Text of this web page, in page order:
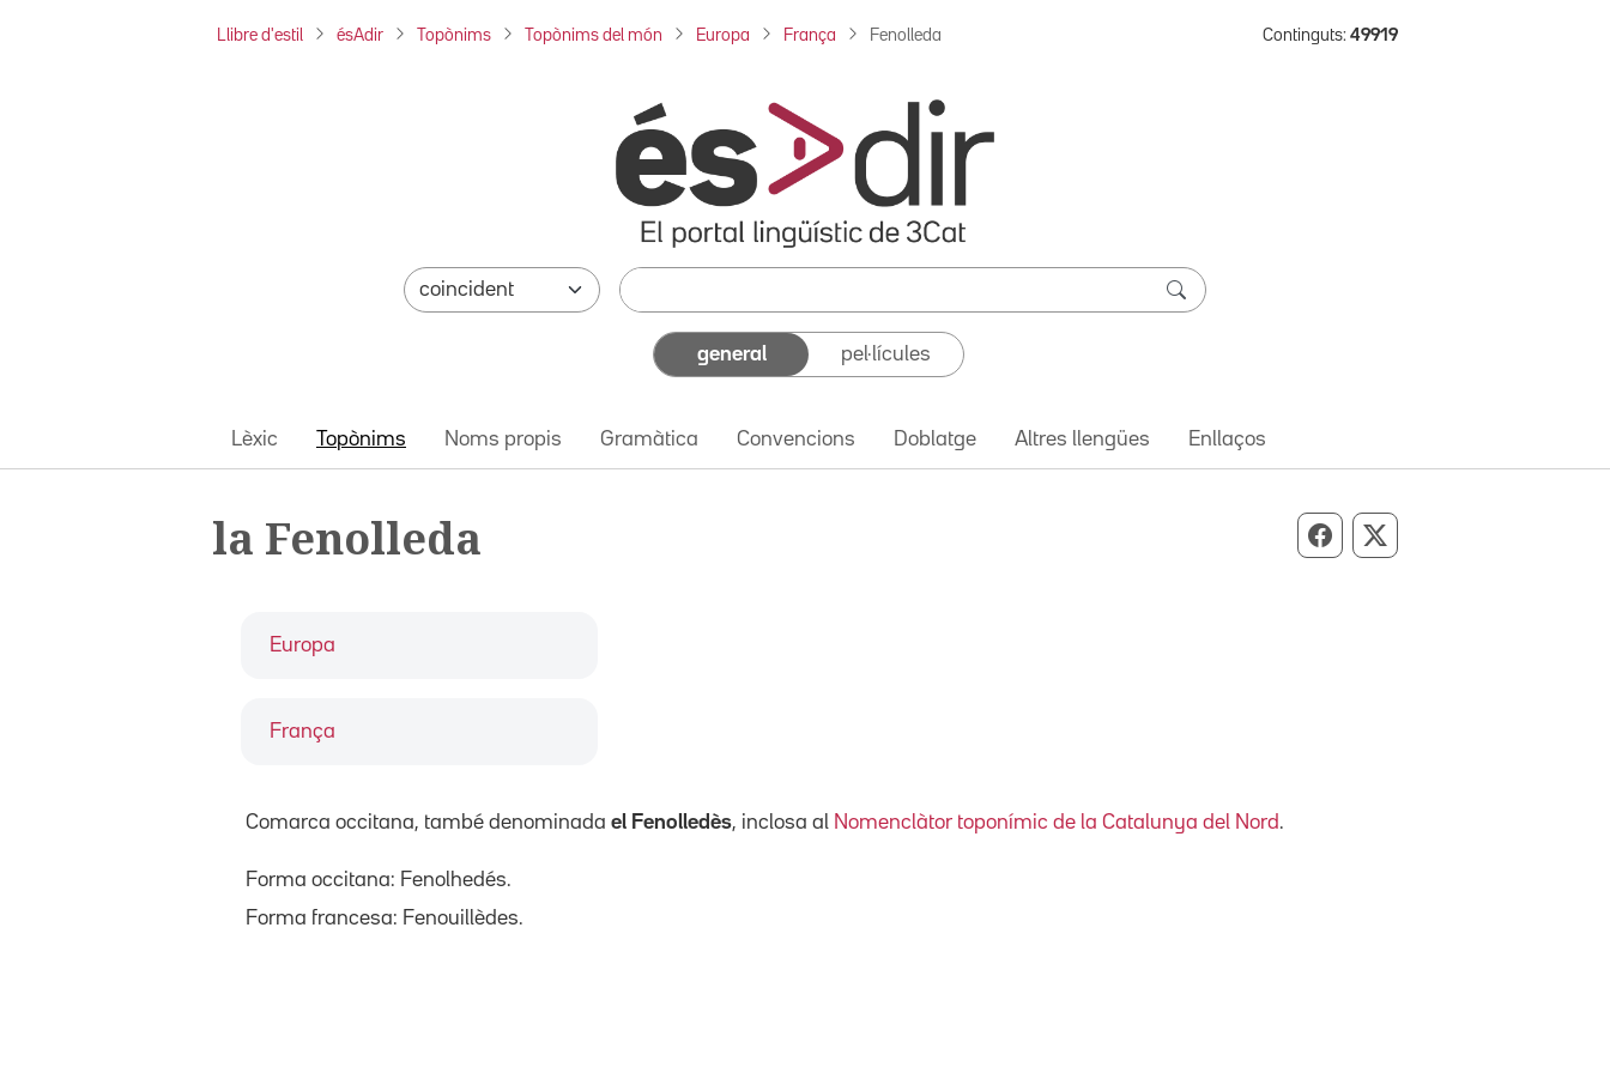
Llibre d'estil ésAdir Topònims Topònims del món Europa França Fenolleda Continguts: 49919
general pel·lícules
Lèxic Topònims Noms propis Gramàtica Convencions Doblatge Altres llengües Enllaços
la Fenolleda Compartir per Facebook
Compartir per X
Europa
França
Comarca occitana, també denominada el Fenolledès, inclosa al Nomenclàtor toponímic de la Catalunya del Nord.
Forma occitana: Fenolhedés.
Forma francesa: Fenouillèdes.